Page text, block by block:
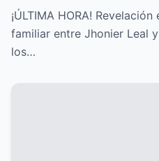
Mauricio Leal que
su historia personal,
conflictos
¡ÚLTIMA HORA!
familiar entre Jhonier Leal
los…